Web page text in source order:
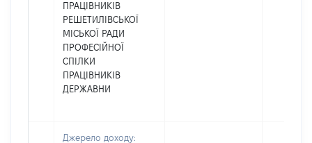
ПРАЦІВНИКІВ
РЕШЕТИЛІВСЬКОЇ
МІСЬКОЇ РАДИ
ПРОФЕСІЙНОЇ
СПІЛКИ
ПРАЦІВНИКІВ
ДЕРЖАВНИ
Джерело доходу: